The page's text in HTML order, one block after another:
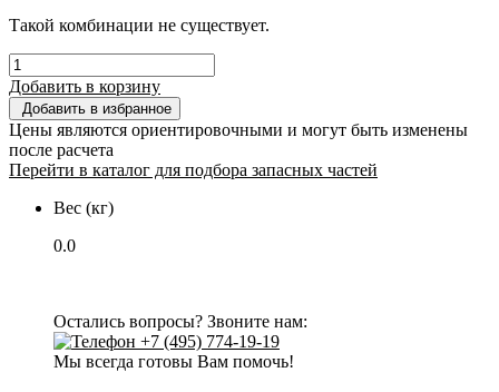
Такой комбинации не существует.
Добавить в корзину
Добавить в избранное
Цены являются ориентировочными и могут быть изменены
после расчета
Перейти в каталог для подбора запасных частей
Вес (кг)
0.0
Остались вопросы? Звоните нам:
+7 (495) 774-19-19
Мы всегда готовы Вам помочь!